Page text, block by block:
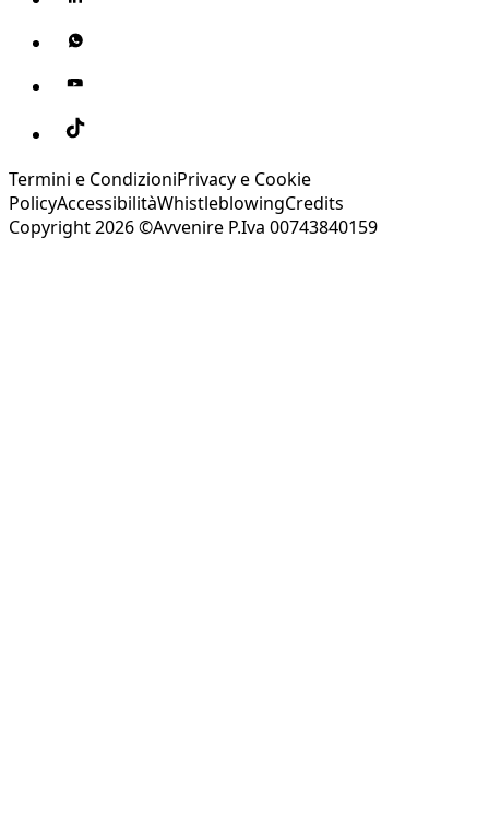
Termini e CondizioniPrivacy e Cookie
PolicyAccessibilitàWhistleblowingCredits
Copyright 2026 ©Avvenire P.Iva 00743840159